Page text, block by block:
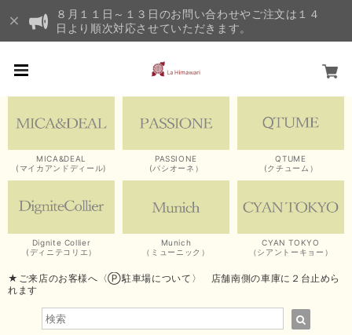
８月１１日～１３日のお問い合わせやご注文は１４
日より順次対応させていただきます。
MICA&DEAL
(マイカアンドディール)
PASSIONE
(パシオーネ）
QTUME
(クチューム）
Dignite Collier
(ディニテコリエ）
Munich
（ミューニック）
CYAN TOKYO
（シアントーキョー）
★ご来店のお客様へ〈Ⓟ駐車場について〉 店舗南側の車庫に２台止めら
れます